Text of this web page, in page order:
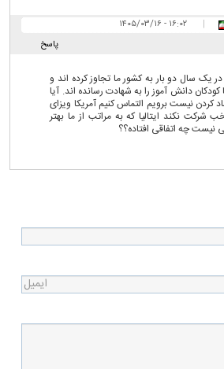
|
۱۶:۰۲ - ۱۴۰۵/۰۳/۱۶
پاسخ
در یک سال دو بار به کشور ما تجاوز کرده اند و
کودکان دانش آموز را به شهادت رسانده اند. آیا
نیست برویم التماس کنیم آمریکا ویزای
شرکت نکند ایتالیا که به مراتب از ما بهتر
چه اتفاقی افتاده؟؟